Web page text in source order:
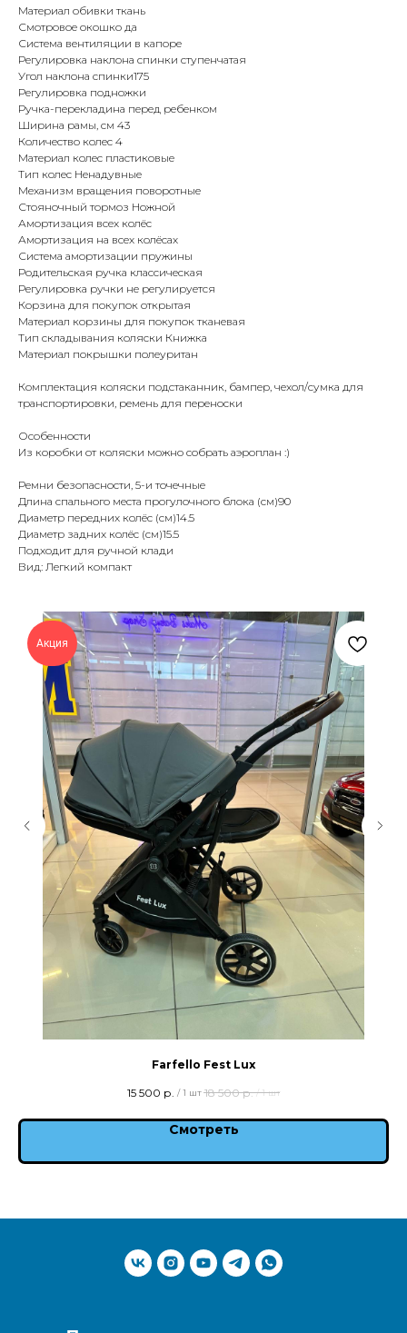
Материал обивки ткань
Смотровое окошко да
Система вентиляции в капоре
Регулировка наклона спинки ступенчатая
Угол наклона спинки175
Регулировка подножки
Ручка-перекладина перед ребенком
Ширина рамы, см 43
​Количество колес 4
Материал колес пластиковые
Тип колес Ненадувные
Механизм вращения поворотные
Стояночный тормоз Ножной
Амортизация всех колёс
Амортизация на всех колёсах
Система амортизации пружины
Родительская ручка классическая
Регулировка ручки не регулируется
Корзина для покупок открытая
Материал корзины для покупок тканевая
Тип складывания коляски Книжка
Материал покрышки полеуритан
Комплектация коляски подстаканник, бампер, чехол/сумка для
транспортировки, ремень для переноски
Особенности
Из коробки от коляски можно собрать аэроплан :)
Ремни безопасности, 5-и точечные
Длина спального места прогулочного блока (см)90
Диаметр передних колёс (см)14.5
Диаметр задних колёс (см)15.5
Подходит для ручной клади
Вид: Легкий компакт
Акция
Farfello Fest Lux
15 500 р. / 1 шт 18 500 р. / 1 шт
Смотреть